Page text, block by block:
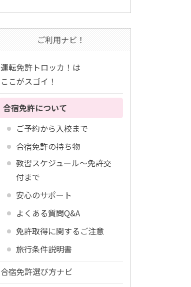
ご利用ナビ！
運転免許トロッカ！は
ここがスゴイ！
合宿免許について
ご予約から入校まで
合宿免許の持ち物
教習スケジュール～免許交
付まで
安心のサポート
よくある質問Q&A
免許取得に関するご注意
旅行条件説明書
合宿免許選び方ナビ